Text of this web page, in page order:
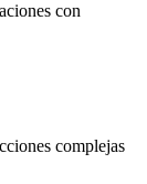
con
complejas